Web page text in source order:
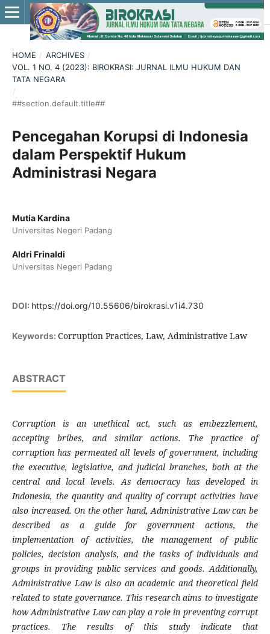
HOME / ARCHIVES /
VOL. 1 NO. 4 (2023): BIROKRASI: JURNAL ILMU HUKUM DAN
TATA NEGARA
/
##section.default.title##
Pencegahan Korupsi di Indonesia
dalam Perspektif Hukum
Administrasi Negara
Mutia Kardina
Universitas Negeri Padang
Aldri Frinaldi
Universitas Negeri Padang
DOI: https://doi.org/10.55606/birokrasi.v1i4.730
Keywords: Corruption Practices, Law, Administrative Law
ABSTRACT
Corruption is an unethical act, such as embezzlement,
accepting bribes, and similar actions. The practice of
corruption has permeated all levels of government, including
the executive, legislative, and judicial branches, both at the
central and local levels. As democracy has developed in
Indonesia, the quantity and quality of corrupt activities have
also increased. On the other hand, Administrative Law can be
described as a guide for government actions, the
implementation of activities, the management of public
policies, decision analysis, and the tasks of individuals and
groups in providing public services and goods. Additionally,
Administrative Law is also an academic and theoretical field
related to state governance. This research aims to investigate
how Administrative Law can play a role in preventing corrupt
practices. The results of this study indicate that